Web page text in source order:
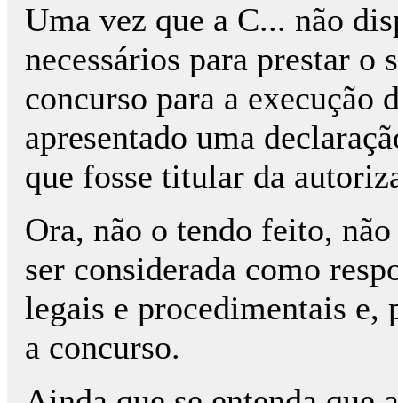
Uma vez que a C... não
necessários para prestar
concurso para a execução
apresentado uma
que fosse titular da
Ora, não o tendo feito,
ser considerada como
legais e procedimentais e,
a concurso.